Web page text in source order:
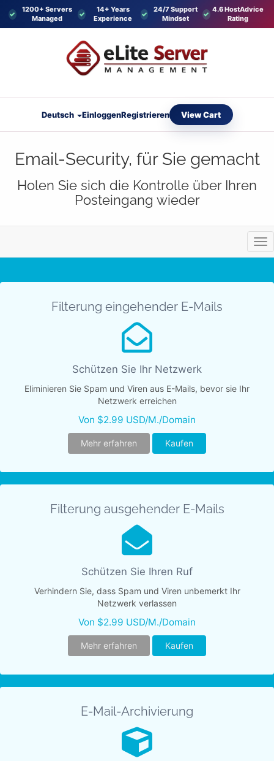
1200+ Servers
Managed
14+ Years
Experience
24/7 Support
Mindset
4.6 HostAdvice
Rating
Deutsch EinloggenRegistrieren View Cart
Email-Security, für Sie gemacht
Holen Sie sich die Kontrolle über Ihren
Posteingang wieder
Filterung eingehender E-Mails
Schützen Sie Ihr Netzwerk
Eliminieren Sie Spam und Viren aus E-Mails, bevor sie Ihr
Netzwerk erreichen
Von $2.99 USD/M./Domain
Mehr erfahren Kaufen
Filterung ausgehender E-Mails
Schützen Sie Ihren Ruf
Verhindern Sie, dass Spam und Viren unbemerkt Ihr
Netzwerk verlassen
Von $2.99 USD/M./Domain
Mehr erfahren Kaufen
E-Mail-Archivierung